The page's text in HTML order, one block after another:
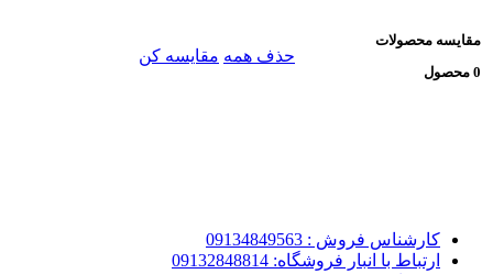
مقایسه محصولات
0 محصول
حذف همه مقایسه کن
کارشناس فروش : 09134849563
ارتباط با انبار فروشگاه: 09132848814